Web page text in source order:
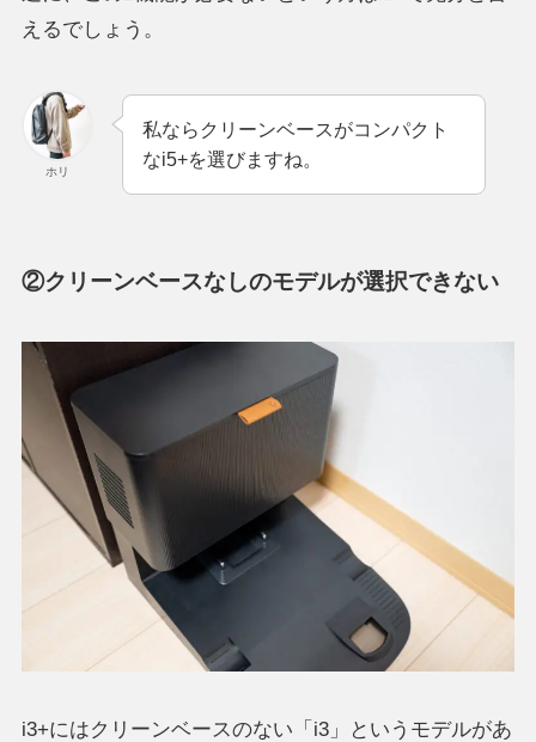
えるでしょう。
ホリ
私ならクリーンベースがコンパクト
なi5+を選びますね。
②クリーンベースなしのモデルが選択できない
i3+にはクリーンベースのない「i3」というモデルがあ